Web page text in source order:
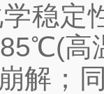
定性
高
解；